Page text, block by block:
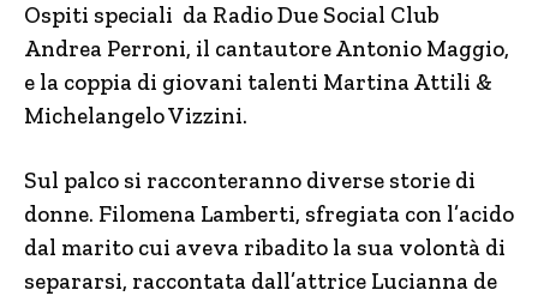
Ospiti speciali da Radio Due Social Club
Andrea Perroni, il cantautore Antonio Maggio,
e la coppia di giovani talenti Martina Attili &
Michelangelo Vizzini.
Sul palco si racconteranno diverse storie di
donne. Filomena Lamberti, sfregiata con l’acido
dal marito cui aveva ribadito la sua volontà di
separarsi, raccontata dall’attrice Lucianna de